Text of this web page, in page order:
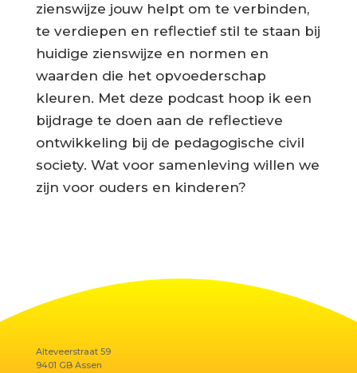
zienswijze jouw helpt om te verbinden,
te verdiepen en reflectief stil te staan bij
huidige zienswijze en normen en
waarden die het opvoederschap
kleuren. Met deze podcast hoop ik een
bijdrage te doen aan de reflectieve
ontwikkeling bij de pedagogische civil
society. Wat voor samenleving willen we
zijn voor ouders en kinderen?
Alteveerstraat 59
9401 GB Assen